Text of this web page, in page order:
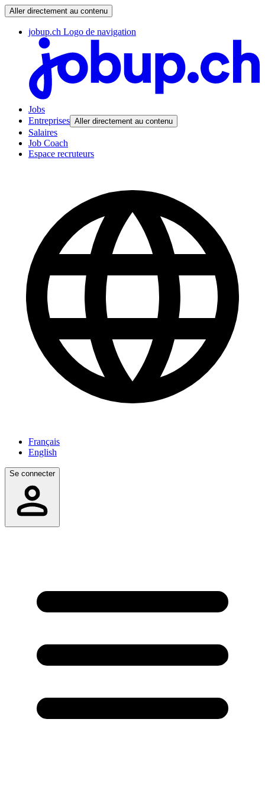
Aller directement au contenu
jobup.ch Logo de navigation
Jobs
Entreprises Aller directement au contenu
Salaires
Job Coach
Espace recruteurs
Français
English
Se connecter